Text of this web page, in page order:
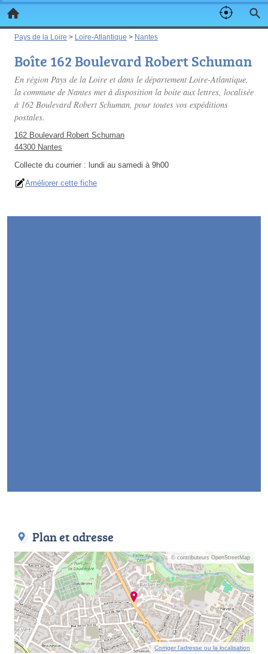
Pays de la Loire > Loire-Atlantique > Nantes
Boîte 162 Boulevard Robert Schuman
En région Pays de la Loire et dans le département Loire-Atlantique,
la commune de Nantes met à disposition la boite aux lettres, localisée
à 162 Boulevard Robert Schuman, pour toutes vos expéditions
postales.
162 Boulevard Robert Schuman
44300 Nantes
Collecte du courrier : lundi au samedi à 9h00
Améliorer cette fiche
Plan et adresse
© contributeurs OpenStreetMap
Corriger l’adresse ou la localisation